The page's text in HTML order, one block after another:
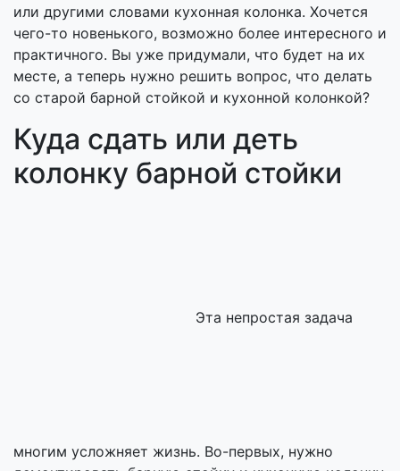
или другими словами кухонная колонка. Хочется
чего-то новенького, возможно более интересного и
практичного. Вы уже придумали, что будет на их
месте, а теперь нужно решить вопрос, что делать
со старой барной стойкой и кухонной колонкой?
Куда сдать или деть
колонку барной стойки
Эта непростая задача
многим усложняет жизнь. Во-первых, нужно